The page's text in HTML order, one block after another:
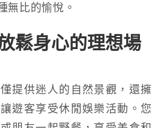
無比的愉悅。
鬆身心的理想場
提供迷人的自然景觀，還擁
遊客享受休閒娛樂活動。您